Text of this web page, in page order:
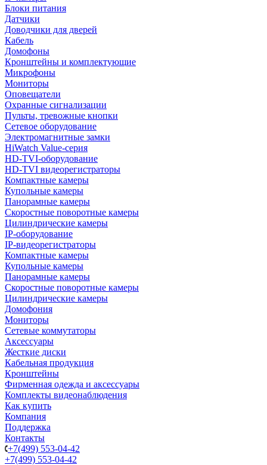
Блоки питания
Датчики
Доводчики для дверей
Кабель
Домофоны
Кронштейны и комплектующие
Микрофоны
Мониторы
Оповещатели
Охранные сигнализации
Пульты, тревожные кнопки
Сетевое оборудование
Электромагнитные замки
HiWatch Value-серия
HD-TVI-оборудование
HD-TVI видеорегистраторы
Компактные камеры
Купольные камеры
Панорамные камеры
Скоростные поворотные камеры
Цилиндрические камеры
IP-оборудование
IP-видеорегистраторы
Компактные камеры
Купольные камеры
Панорамные камеры
Скоростные поворотные камеры
Цилиндрические камеры
Домофония
Мониторы
Сетевые коммутаторы
Аксессуары
Жесткие диски
Кабельная продукция
Кронштейны
Фирменная одежда и аксессуары
Комплекты видеонаблюдения
Как купить
Компания
Поддержка
Контакты
+7(499) 553-04-42
+7(499) 553-04-42